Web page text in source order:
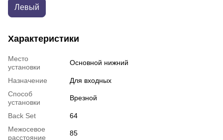
Левый
Характеристики
Место
установки
Основной нижний
Назначение
Для входных
Способ
установки
Врезной
Back Set
64
Межосевое
расстояние
85